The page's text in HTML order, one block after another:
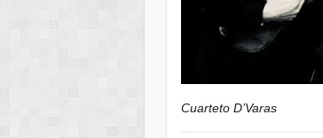
Cuarteto D’Varas